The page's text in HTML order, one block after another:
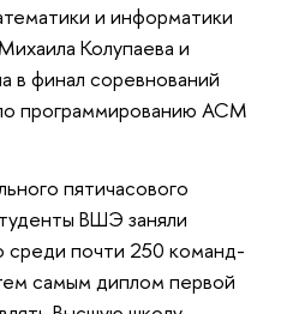
и информатики
Колупаева и
в финал соревнований
программированию ACM
пятичасового
ВШЭ заняли
почти 250 команд-
самым диплом первой